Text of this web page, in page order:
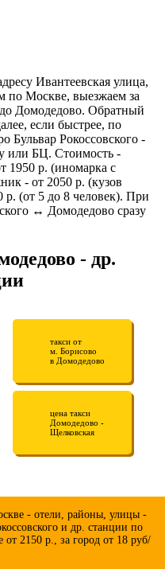
Ивантеевская улица,
по Москве, выезжаем за
Домодедово. Обратный
если быстрее, по
Рокоссовского -
или БЦ. Стоимость -
1950 р. (иномарка с
- от 2050 р. (кузов
(от 5 до 8 человек). При
↔ Домодедово сразу
- др.
такси от
м. Борисово
в Домодедово
цена такси
Домодедово -
Щелковская
- отели, районы, улицы -
и др. станции по
2150 р., за город от 18 руб/